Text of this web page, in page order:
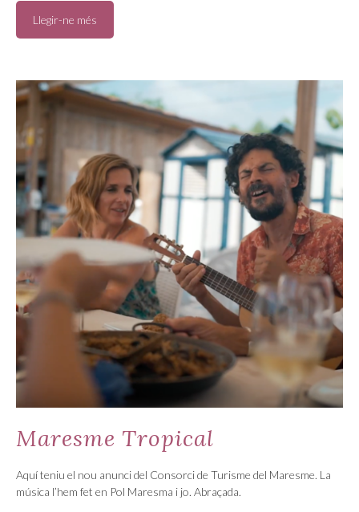
Llegir-ne més
Maresme Tropical
Aquí teniu el nou anunci del Consorci de Turisme del Maresme. La
música l’hem fet en Pol Maresma i jo. Abraçada.